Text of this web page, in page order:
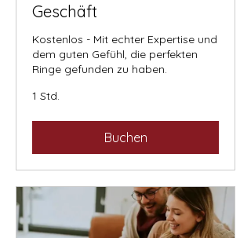
Geschäft
Kostenlos - Mit echter Expertise und
dem guten Gefühl, die perfekten
Ringe gefunden zu haben.
1 Std.
Buchen